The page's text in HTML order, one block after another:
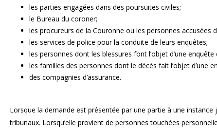
les parties engagées dans des poursuites civiles;
le Bureau du coroner;
les procureurs de la Couronne ou les personnes accusées
les services de police pour la conduite de leurs enquêtes;
les personnes dont les blessures font l’objet d’une enquête
les familles des personnes dont le décès fait l’objet d’une
des compagnies d’assurance.
Lorsque la demande est présentée par une partie à une instance
tribunaux. Lorsqu’elle provient de personnes touchées